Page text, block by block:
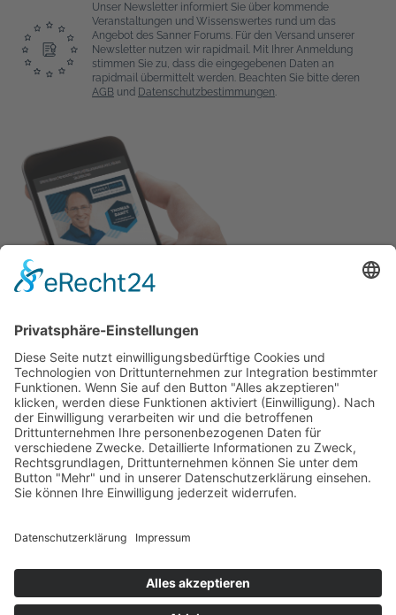
Unser Newsletter informiert Sie über kommende
Veranstaltungen und Wissenswertes rund um das
Angebot des Sanner Forums. Für den Versand unserer
Newsletter nutzen wir rapidmail. Mit Ihrer Anmeldung
stimmen Sie zu, dass die eingegebenen Daten an
rapidmail übermittelt werden. Beachten Sie bitte deren
AGB und Datenschutzbestimmungen.
Adresse
Sanner Forum
Schillerstraße 80
64625 Bensheim
Kontakt
Silvia Gruß
06251/8036311
Service
Startseite
Impressum